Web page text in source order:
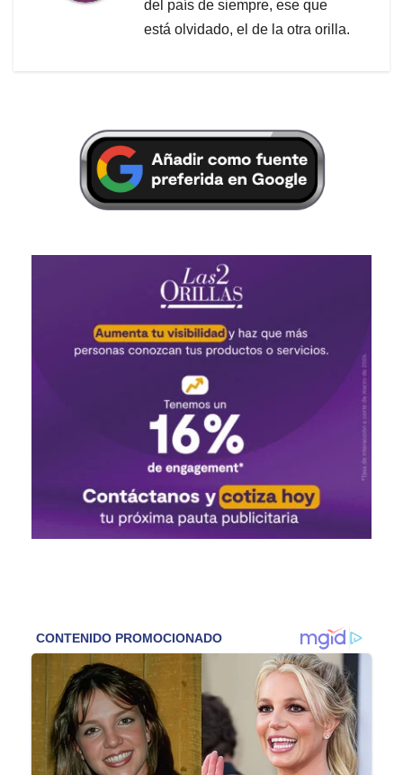
del país de siempre, ese que
está olvidado, el de la otra orilla.